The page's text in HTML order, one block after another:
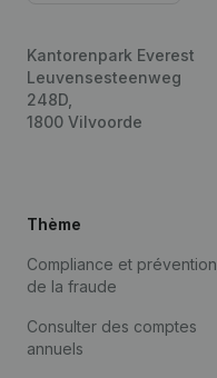
Kantorenpark Everest
Leuvensesteenweg
248D,
1800 Vilvoorde
Thème
Compliance et prévention
de la fraude
Consulter des comptes
annuels